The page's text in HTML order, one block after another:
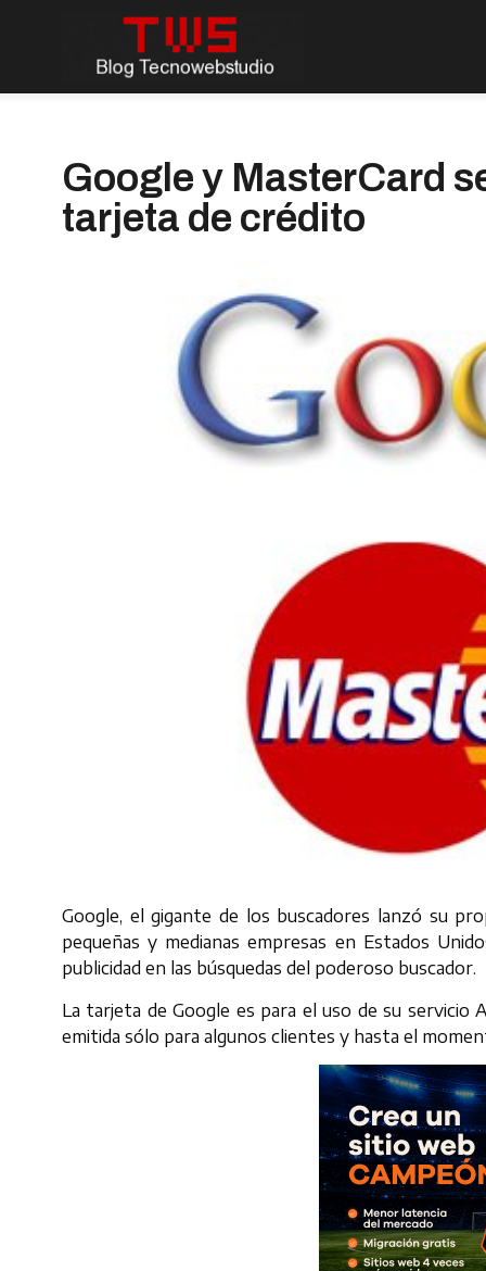
Google y MasterCard
tarjeta de crédito
Google, el gigante de los buscadores lanzó su
pequeñas y medianas empresas en Estados
publicidad en las búsquedas del poderoso buscador.
La tarjeta de Google es para el uso de su servicio
emitida sólo para algunos clientes y hasta el